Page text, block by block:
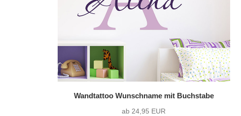
Text mit Motiv(84)
Wandtattoo Wunschname mit Buchstabe
ab 24,95 EUR